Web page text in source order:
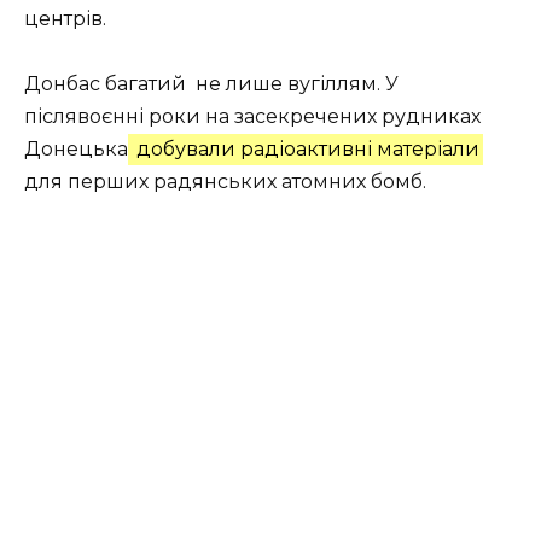
центрів.
Донбас багатий не лише вугіллям. У
післявоєнні роки на засекречених рудниках
Донецька добували радіоактивні матеріали
для перших радянських атомних бомб.